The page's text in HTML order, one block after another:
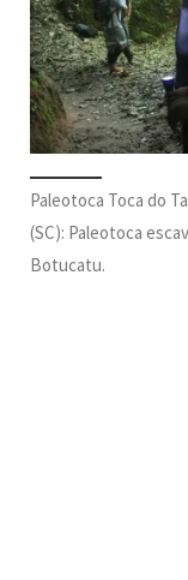
Paleotoca Toca do
(SC): Paleotoca
Botucatu.